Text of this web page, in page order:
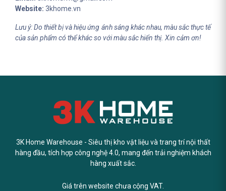
Website: 3khome.vn
Lưu ý: Do thiết bị và hiệu ứng ánh sáng khác nhau, màu sắc thực tế
của sản phẩm có thể khác so với màu sắc hiển thị. Xin cảm ơn!
3K Home Warehouse - Siêu thị kho vật liệu và trang trí nội thất
hàng đầu, tích hợp công nghệ 4.0, mang đến trải nghiệm khách
hàng xuất sắc.
Giá trên website chưa cộng VAT.